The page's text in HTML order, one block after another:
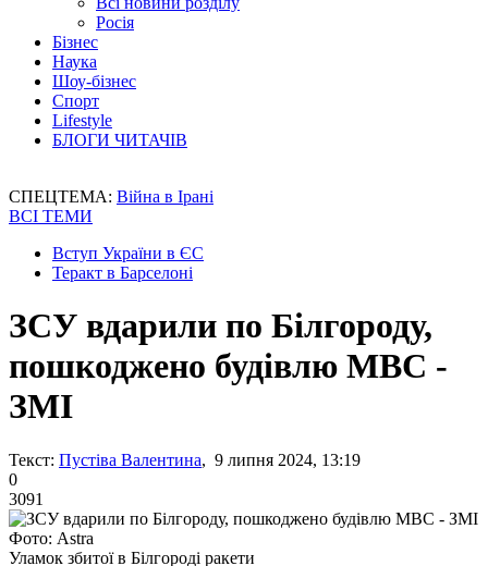
Росія
Бізнес
Наука
Шоу-бізнес
Спорт
Lifestyle
БЛОГИ ЧИТАЧІВ
СПЕЦТЕМА: Війна в Ірані
ВСІ ТЕМИ
Вступ України в ЄС
Теракт в Барселоні
ЗСУ вдарили по Білгороду,
пошкоджено будівлю МВС -
ЗМІ
Текст: Пустіва Валентина, 9 липня 2024, 13:19
0
3091
Фото: Astra
Уламок збитої в Білгороді ракети